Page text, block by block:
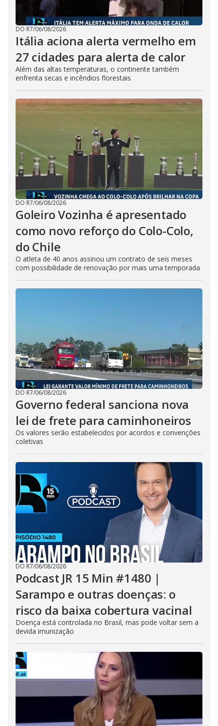
DO R7/06/08/2026
Itália aciona alerta vermelho em
27 cidades para alerta de calor
Além das altas temperaturas, o continente também
enfrenta secas e incêndios florestais
DO R7/06/08/2026
Goleiro Vozinha é apresentado
como novo reforço do Colo-Colo,
do Chile
O atleta de 40 anos assinou um contrato de seis meses
com possibilidade de renovação por mais uma temporada
DO R7/06/08/2026
Governo federal sanciona nova
lei de frete para caminhoneiros
Os valores serão estabelecidos por acordos e convenções
coletivas
DO R7/06/08/2026
Podcast JR 15 Min #1480 |
Sarampo e outras doenças: o
risco da baixa cobertura vacinal
Doença está controlada no Brasil, mas pode voltar sem a
devida imunização